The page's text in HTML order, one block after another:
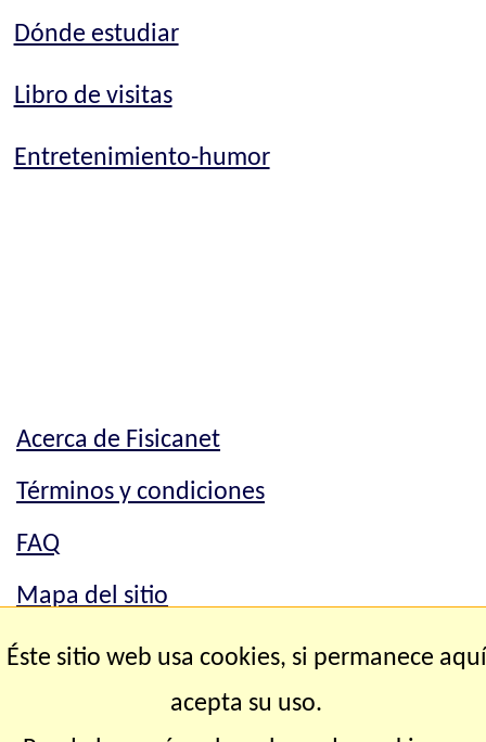
Dónde estudiar
Libro de visitas
Entretenimiento-humor
Acerca de Fisicanet
Términos y condiciones
FAQ
Mapa del sitio
Mapa del sitio
Éste sitio web usa cookies, si permanece aquí
acepta su uso.